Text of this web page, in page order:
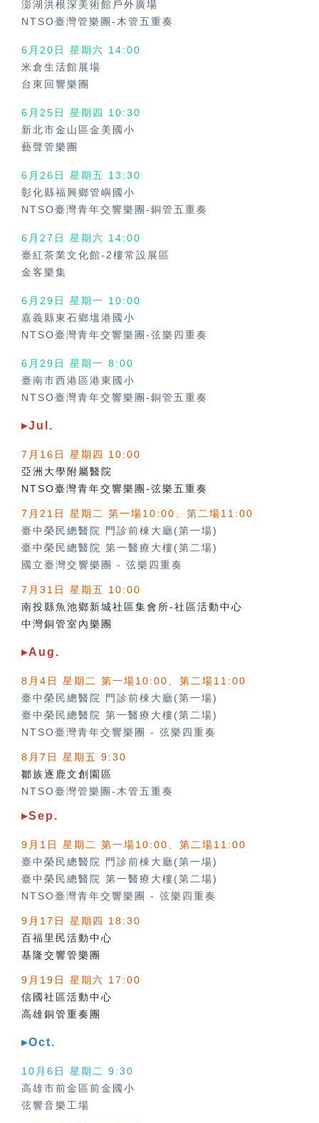
澎湖洪根深美術館戶外廣場
NTSO臺灣管樂團-木管五重奏
6月20日 星期六 14:00
米倉生活館展場
台東回響樂團
6月25日 星期四
10:30
新北市金山區金美國小
藝聲管樂團
6月26日 星期五
13:30
彰化縣福興鄉管嶼國小
NTSO臺灣青年交響樂團-銅管五重奏
6月27日 星期六 14:00
臺紅茶業文化館-2樓常設展區
金客樂集
6月29日 星期一 10:00
嘉義縣東石鄉塭港國小
NTSO臺灣青年交響樂團-弦樂四重奏
6月29日 星期一 8:00
臺南市西港區港東國小
NTSO臺灣青年交響樂團-銅管五重奏
▸Jul.
7月16日 星期四 10:00
亞洲大學附屬醫院
NTSO臺灣青年交響樂團-弦樂五重奏
7月21日 星期二 第一場10:00、第二場11:00
臺中榮民總醫院 門診前棟大廳(第一場)
臺中榮民總醫院 第一醫療大樓(第二場)
國立臺灣交響樂團 - 弦樂四重奏
7月31日 星期五 10:00
南投縣魚池鄉新城社區集會所-社區活動中心
中灣銅管室內樂團
▸Aug.
8月4日 星期二 第一場10:00、第二場11:00
臺中榮民總醫院 門診前棟大廳(第一場)
臺中榮民總醫院 第一醫療大樓(第二場)
NTSO臺灣青年交響樂團 - 弦樂四重奏
8月7日 星期五 9:30
鄒族逐鹿文創園區
NTSO臺灣管樂團-木管五重奏
▸Sep.
9月1日 星期二 第一場10:00、第二場11:00
臺中榮民總醫院 門診前棟大廳(第一場)
臺中榮民總醫院 第一醫療大樓(第二場)
NTSO臺灣青年交響樂團 - 弦樂四重奏
9月17日 星期四 18:30
百福里民活動中心
基隆交響管樂團
9月19日 星期六 17:00
信國社區活動中心
高雄銅管重奏團
▸Oct.
10月6日 星期二 9:30
高雄市前金區前金國小
弦響音樂工場